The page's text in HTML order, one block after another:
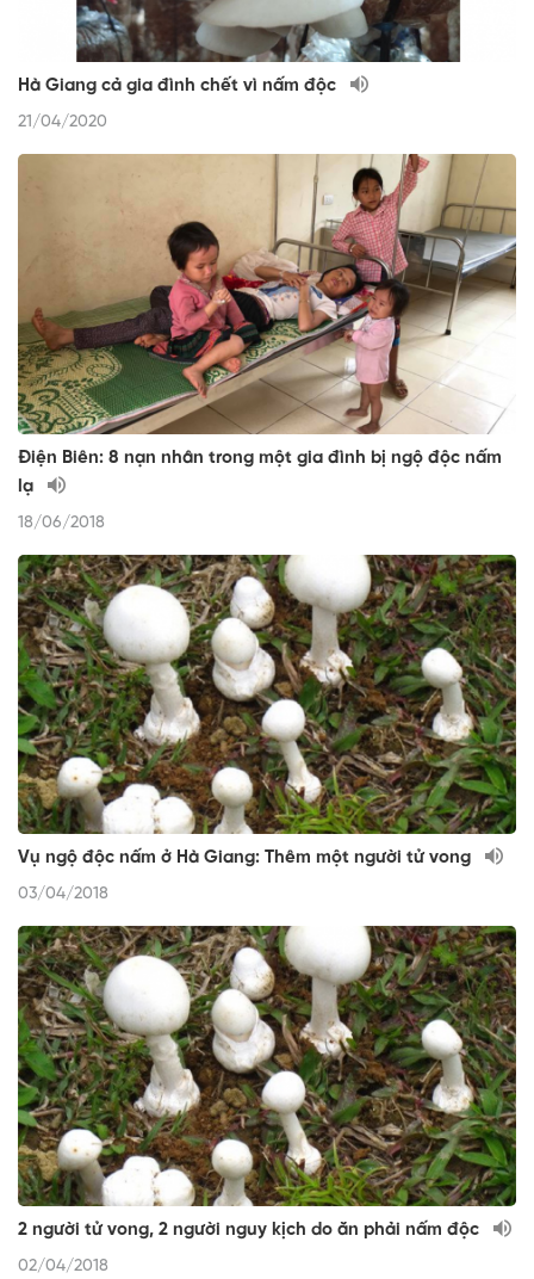
Hà Giang cả gia đình chết vì nấm độc
21/04/2020
Điện Biên: 8 nạn nhân trong một gia đình bị ngộ độc nấm
lạ
18/06/2018
Vụ ngộ độc nấm ở Hà Giang: Thêm một người tử vong
03/04/2018
2 người tử vong, 2 người nguy kịch do ăn phải nấm độc
02/04/2018